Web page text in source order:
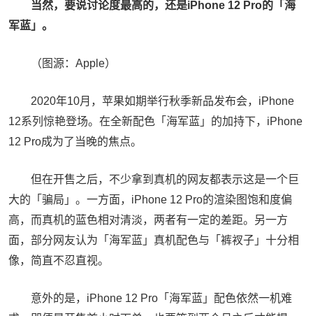
当然，要说讨论度最高的，还是iPhone 12 Pro的「海
军蓝」。
（图源：Apple）
2020年10月，苹果如期举行秋季新品发布会，iPhone
12系列惊艳登场。在全新配色「海军蓝」的加持下，iPhone
12 Pro成为了当晚的焦点。
但在开售之后，不少拿到真机的网友都表示这是一个巨
大的「骗局」。一方面，iPhone 12 Pro的渲染图饱和度偏
高，而真机的蓝色相对清淡，两者有一定的差距。另一方
面，部分网友认为「海军蓝」真机配色与「裤衩子」十分相
像，简直不忍直视。
意外的是，iPhone 12 Pro「海军蓝」配色依然一机难